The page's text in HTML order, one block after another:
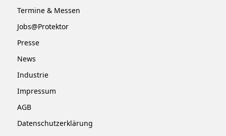
Termine & Messen
Jobs@Protektor
Presse
News
Industrie
Impressum
AGB
Datenschutzerklärung